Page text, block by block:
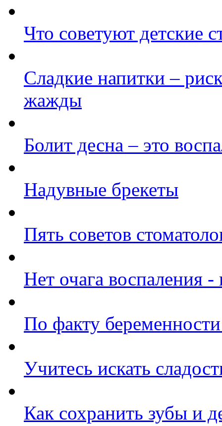
Что советуют детские
Сладкие напитки –
жажды
Болит десна – это
Надувные брекеты
Пять советов
Нет очага воспаления -
По факту
Учитесь искать
Как сохранить зубы и